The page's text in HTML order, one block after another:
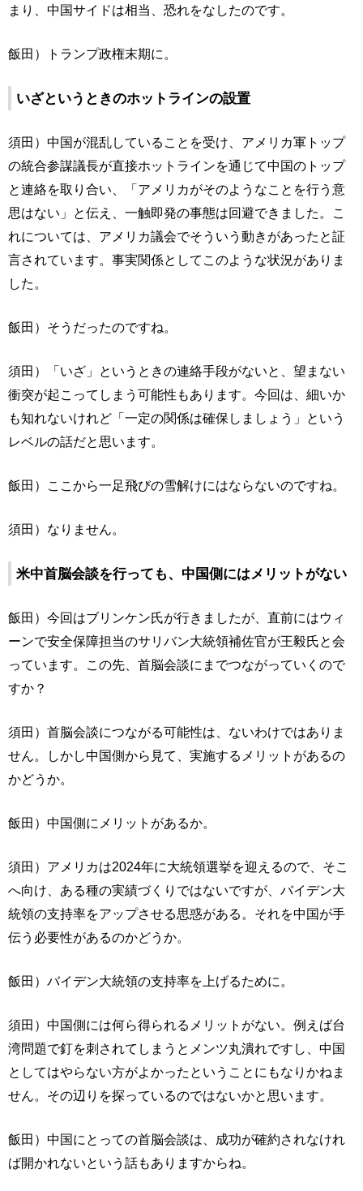
まり、中国サイドは相当、恐れをなしたのです。
飯田）トランプ政権末期に。
いざというときのホットラインの設置
須田）中国が混乱していることを受け、アメリカ軍トップ
の統合参謀議長が直接ホットラインを通じて中国のトップ
と連絡を取り合い、「アメリカがそのようなことを行う意
思はない」と伝え、一触即発の事態は回避できました。こ
れについては、アメリカ議会でそういう動きがあったと証
言されています。事実関係としてこのような状況がありま
した。
飯田）そうだったのですね。
須田）「いざ」というときの連絡手段がないと、望まない
衝突が起こってしまう可能性もあります。今回は、細いか
も知れないけれど「一定の関係は確保しましょう」という
レベルの話だと思います。
飯田）ここから一足飛びの雪解けにはならないのですね。
須田）なりません。
米中首脳会談を行っても、中国側にはメリットがない
飯田）今回はブリンケン氏が行きましたが、直前にはウィ
ーンで安全保障担当のサリバン大統領補佐官が王毅氏と会
っています。この先、首脳会談にまでつながっていくので
すか？
須田）首脳会談につながる可能性は、ないわけではありま
せん。しかし中国側から見て、実施するメリットがあるの
かどうか。
飯田）中国側にメリットがあるか。
須田）アメリカは2024年に大統領選挙を迎えるので、そこ
へ向け、ある種の実績づくりではないですが、バイデン大
統領の支持率をアップさせる思惑がある。それを中国が手
伝う必要性があるのかどうか。
飯田）バイデン大統領の支持率を上げるために。
須田）中国側には何ら得られるメリットがない。例えば台
湾問題で釘を刺されてしまうとメンツ丸潰れですし、中国
としてはやらない方がよかったということにもなりかねま
せん。その辺りを探っているのではないかと思います。
飯田）中国にとっての首脳会談は、成功が確約されなけれ
ば開かれないという話もありますからね。